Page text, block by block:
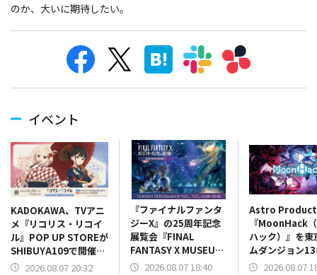
のか、大いに期待したい。
イベント
KADOKAWA、TVアニ
メ『リコリス・リコイ
ル』POP UP STOREが
SHIBUYA109で開催決
定 2026.08.07 20:32
『ファイナルファンタ
ジーX』の25周年記念
展覧会『FINAL
FANTASY X MUSEUM-
幻光の記憶-』チケット
2026.08.07 18:40
Astro
『MoonHack
ハック）』を東
ムダンジョン
展！リズムアク
2026.08.07